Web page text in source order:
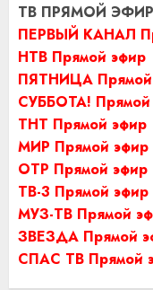
ТВ ПРЯМОЙ ЭФИР
ПЕРВЫЙ КАНАЛ
НТВ Прямой эфир
ПЯТНИЦА Прямой
СУББОТА! Прямой
ТНТ Прямой эфир
МИР Прямой эфир
ОТР Прямой эфир
ТВ-3 Прямой эфир
МУЗ-ТВ Прямой
ЗВЕЗДА Прямой
СПАС ТВ Прямой